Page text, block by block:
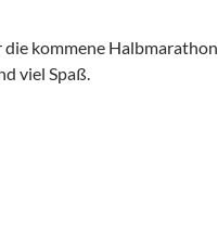
die kommene Halbmarathon
viel Spaß.